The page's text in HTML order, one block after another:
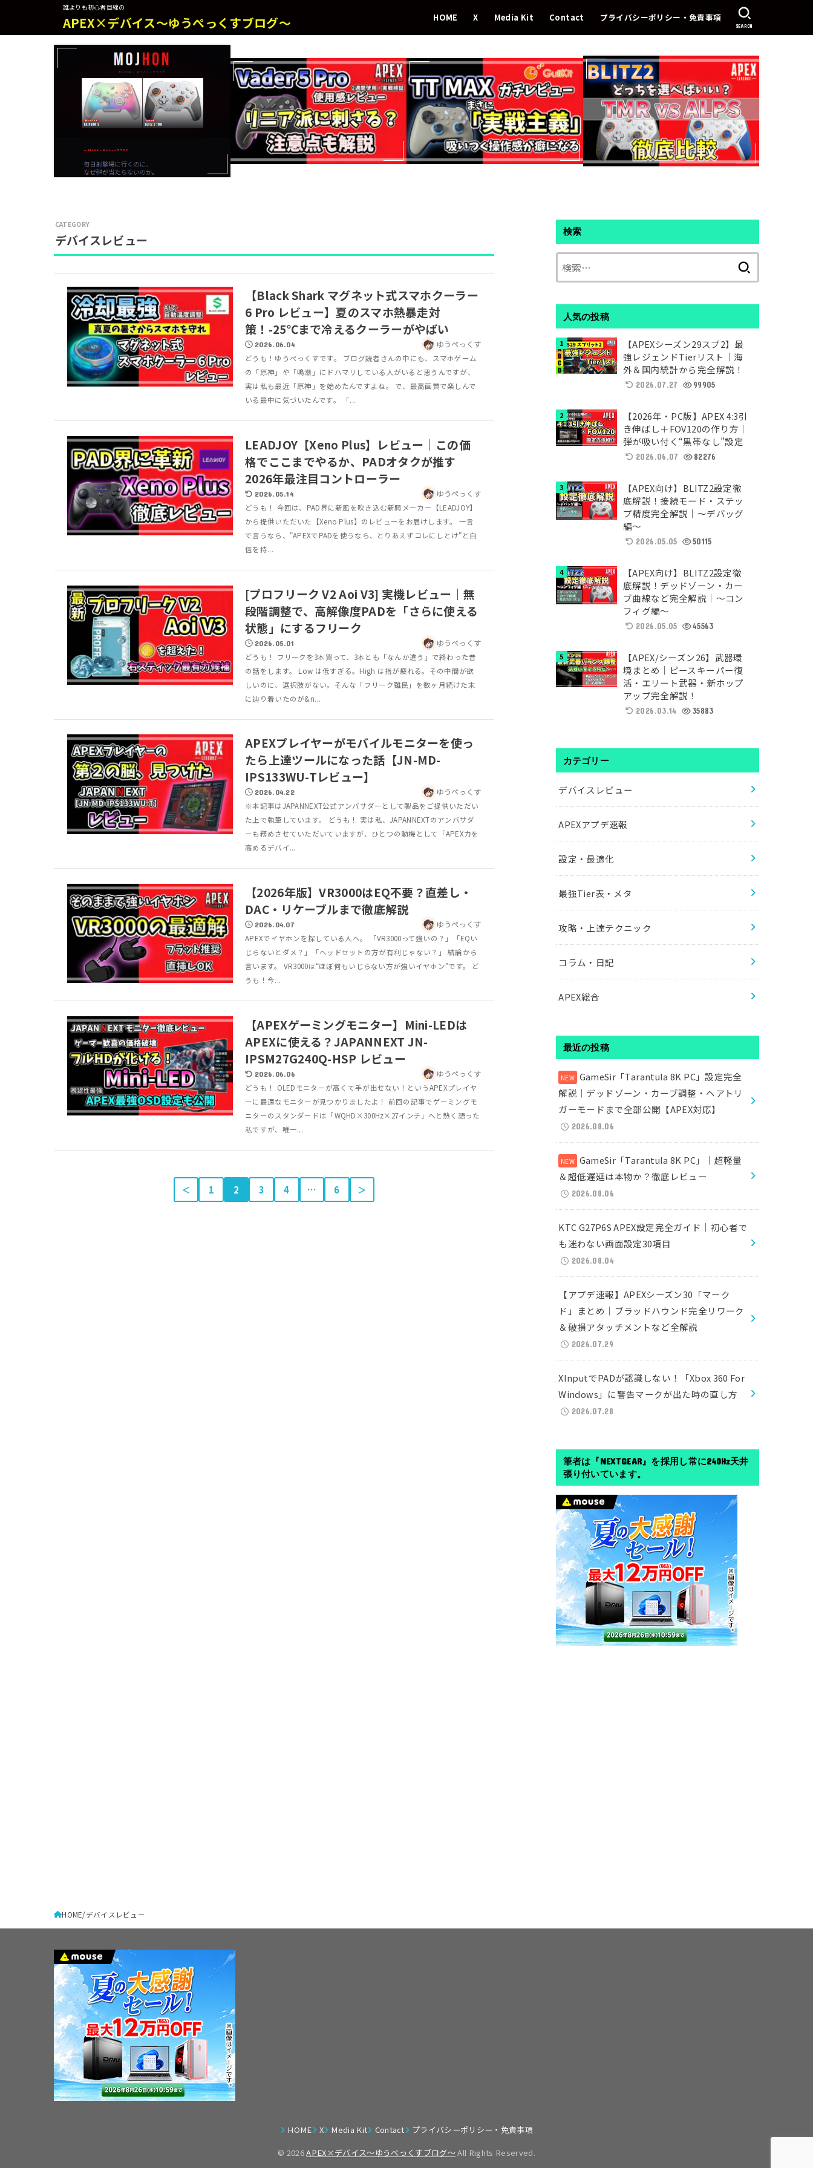
誰よりも初心者目線の
APEX×デバイス～ゆうぺっくすブログ～ HOME X Media Kit Contact プライバシーポリシー・免責事項
SEARCH
デバイスレビュー
【Black Shark マグネット式スマホクーラー
6 Pro レビュー】夏のスマホ熱暴走対
策！-25℃まで冷えるクーラーがやばい
2026.06.04 ゆうぺっくす
どうも！ゆうぺっくすです。 ブログ読者さんの中にも、スマホゲーム
の「原神」や「鳴潮」にドハマリしている人がいると思うんですが、
実は私も最近「原神」を始めたんですよね。 で、最高画質で楽しんで
いる最中に気づいたんです。 「...
LEADJOY【Xeno Plus】レビュー｜この価
格でここまでやるか、PADオタクが推す
2026年最注目コントローラー
2026.05.14 ゆうぺっくす
どうも！ 今回は、PAD界に新風を吹き込む新興メーカー【LEADJOY】
から提供いただいた【Xeno Plus】のレビューをお届けします。 一言
で言うなら、"APEXでPADを使うなら、とりあえずコレにしとけ"と自
信を持...
[プロフリーク V2 Aoi V3] 実機レビュー｜無
段階調整で、高解像度PADを「さらに使える
状態」にするフリーク
2026.05.01 ゆうぺっくす
どうも！ フリークを3本買って、3本とも「なんか違う」で終わった昔
の話をします。 Low は低すぎる。High は指が疲れる。その中間が欲
しいのに、選択肢がない。そんな「フリーク難民」を数ヶ月続けた末
に辿り着いたのが&n...
APEXプレイヤーがモバイルモニターを使っ
たら上達ツールになった話【JN-MD-
IPS133WU-Tレビュー】
2026.04.22 ゆうぺっくす
※本記事はJAPANNEXT公式アンバサダーとして製品をご提供いただい
た上で執筆しています。 どうも！ 実は私、JAPANNEXTのアンバサダ
ーも務めさせていただいていますが、ひとつの動機として「APEX力を
高めるデバイ...
【2026年版】VR3000はEQ不要？直差し・
DAC・リケーブルまで徹底解説
2026.04.07 ゆうぺっくす
APEXでイヤホンを探している人へ。 「VR3000って強いの？」「EQい
じらないとダメ？」「ヘッドセットの方が有利じゃない？」 結論から
言います。 VR3000は“ほぼ何もいじらない方が強いイヤホン”です。 ど
うも！今...
【APEXゲーミングモニター】Mini-LEDは
APEXに使える？JAPANNEXT JN-
IPSM27G240Q-HSP レビュー
2026.06.06 ゆうぺっくす
どうも！ OLEDモニターが高くて手が出せない！というAPEXプレイヤ
ーに最適なモニターが見つかりましたよ！ 前回の記事でゲーミングモ
ニターのスタンダードは「WQHD×300Hz×27インチ」へと熱く語った
私ですが、唯一...
＜ 1 2 3 4 … 6 ＞
検索
人気の投稿
【APEXシーズン29スプ2】最
強レジェンドTierリスト｜海
外＆国内統計から完全解説！
2026.07.27 99905
【2026年・PC版】APEX 4:3引
き伸ばし＋FOV120の作り方｜
弾が吸い付く“黒帯なし”設定
2026.06.07 82276
【APEX向け】BLITZ2設定徹
底解説！接続モード・ステッ
プ精度完全解説｜～デバッグ
編～
2026.05.05 50115
【APEX向け】BLITZ2設定徹
底解説！デッドゾーン・カー
ブ曲線など完全解説｜～コン
フィグ編～
2026.05.05 45563
【APEX/シーズン26】武器環
境まとめ｜ピースキーパー復
活・エリート武器・新ホップ
アップ完全解説！
2026.03.14 35883
カテゴリー
デバイスレビュー
APEXアプデ速報
設定・最適化
最強Tier表・メタ
攻略・上達テクニック
コラム・日記
APEX総合
最近の投稿
GameSir「Tarantula 8K PC」設定完全
解説｜デッドゾーン・カーブ調整・ヘアトリ
ガーモードまで全部公開【APEX対応】
2026.08.06
GameSir「Tarantula 8K PC」｜超軽量
＆超低遅延は本物か？徹底レビュー
2026.08.06
KTC G27P6S APEX設定完全ガイド｜初心者で
も迷わない画面設定30項目
2026.08.04
【アプデ速報】APEXシーズン30「マーク
ド」まとめ｜ブラッドハウンド完全リワーク
＆破損アタッチメントなど全解説
2026.07.29
XInputでPADが認識しない！「Xbox 360 For
Windows」に警告マークが出た時の直し方
2026.07.28
筆者は『NEXTGEAR』を採用し常に240Hz天井
張り付いています。
HOME デバイスレビュー
HOME X Media Kit Contact プライバシーポリシー・免責事項
© 2026APEX×デバイス～ゆうぺっくすブログ～All Rights Reserved.